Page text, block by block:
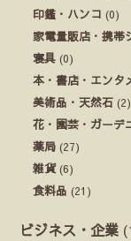
印鑑・ハンコ (0)
家電量販店・携帯
寝具 (0)
本・書店・エンタ
美術品・天然石 (2)
花・園芸・ガーデ
薬局 (27)
雑貨(6)
食料品 (21)
ビジネス・企業